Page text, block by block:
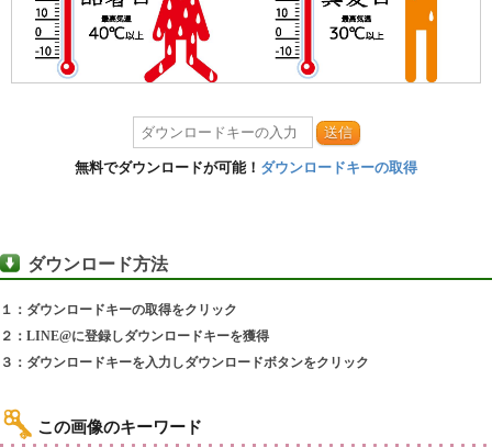
送信
無料でダウンロードが可能！ ダウンロードキーの取得
ダウンロード方法
１：ダウンロードキーの取得をクリック
２：LINE@に登録しダウンロードキーを獲得
３：ダウンロードキーを入力しダウンロードボタンをクリック
この画像のキーワード